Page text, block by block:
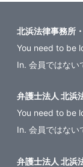
北浜法律事務所
You need to be
In. 会員ではない
弁護士法人 北浜
You need to be
In. 会員ではない
弁護士法人 北浜